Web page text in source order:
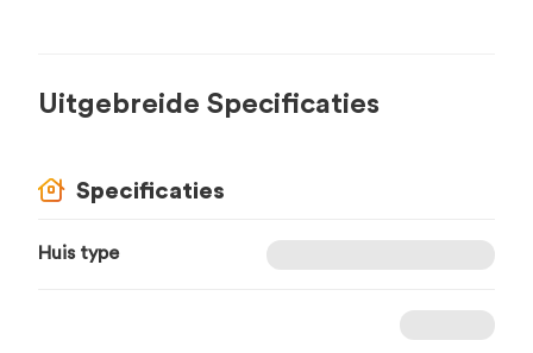
Uitgebreide Specificaties
Specificaties
Huis type